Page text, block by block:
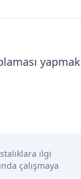
yapmak
ilgi
çalışmaya